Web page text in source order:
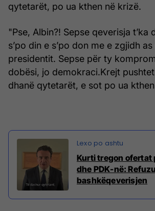
qytetarët, po ua kthen në krizë.
"Pse, Albin?! Sepse qeverisja t’ka
s’po din e s’po don me e zgjidh
presidentit. Sepse për ty
dobësi, jo demokraci.Krejt
dhanë qytetarët, e sot po ua
Kurti tregon ofertat
dhe PDK-në:
bashkëqeverisjen